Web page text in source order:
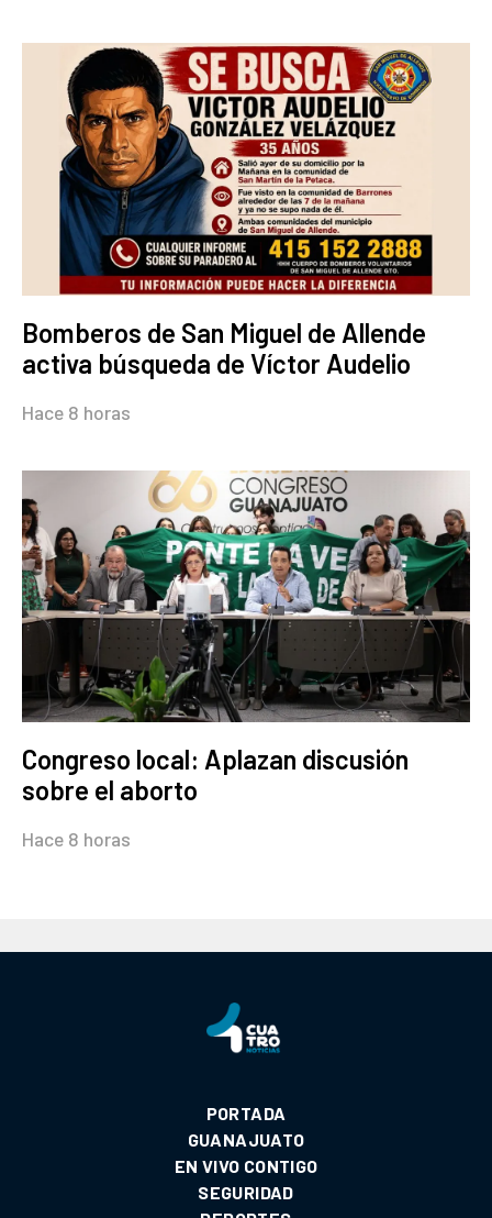
Bomberos de San Miguel de Allende
activa búsqueda de Víctor Audelio
Hace 8 horas
Congreso local: Aplazan discusión
sobre el aborto
Hace 8 horas
PORTADA
GUANAJUATO
EN VIVO CONTIGO
SEGURIDAD